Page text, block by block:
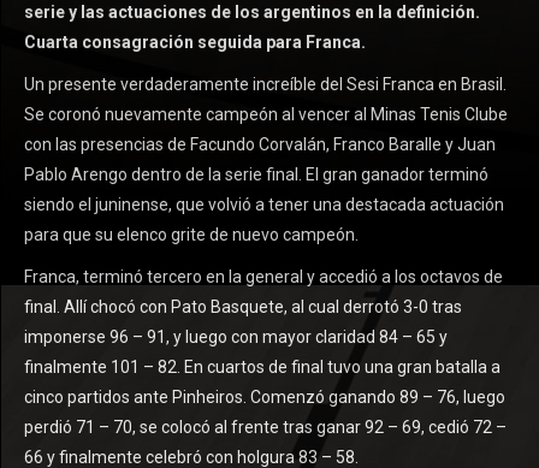
serie y las actuaciones de los argentinos en la definición.
Cuarta consagración seguida para Franca.
Un presente verdaderamente increíble del Sesi Franca en Brasil.
Se coronó nuevamente campeón al vencer al Minas Tenis Clube
con las presencias de Facundo Corvalán, Franco Baralle y Juan
Pablo Arengo dentro de la serie final. El gran ganador terminó
siendo el juninense, que volvió a tener una destacada actuación
para que su elenco grite de nuevo campeón.
Franca, terminó tercero en la general y accedió a los octavos de
final. Allí chocó con Pato Basquete, al cual derrotó 3-0 tras
imponerse 96 – 91, y luego con mayor claridad 84 – 65 y
finalmente 101 – 82. En cuartos de final tuvo una gran batalla a
cinco partidos ante Pinheiros. Comenzó ganando 89 – 76, luego
perdió 71 – 70, se colocó al frente tras ganar 92 – 69, cedió 72 –
66 y finalmente celebró con holgura 83 – 58.